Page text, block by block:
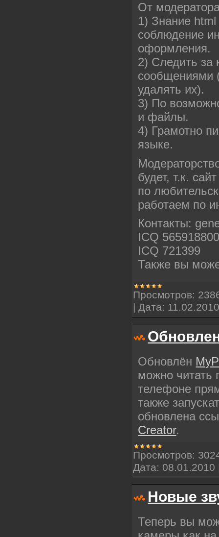
От
1) Знание
соблюдение
оформления.
2) Следить за
сообщениями
удалять их).
3) По
и файлы.
4) Грамотно
языке.
будет, т.к.
по
работаем по
Контакты:
ICQ
ICQ 721399
Также вы
Просмотров:
|Дата:
Обновлён
можно читать
телефоне
также
обновлена
Creator.
Просмотров:
Дата: 08.01.2010
Новые
Теперь вы